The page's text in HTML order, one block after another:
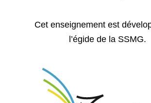
Cet enseignement est
l’égide de la SSMG.